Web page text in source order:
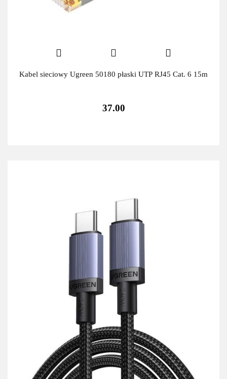
Kabel sieciowy Ugreen 50180 płaski UTP RJ45 Cat. 6 15m
37.00